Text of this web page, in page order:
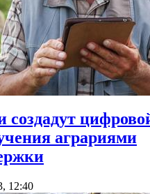
создадут
аграриями
12:40